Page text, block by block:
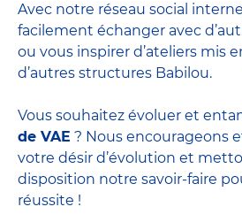
Avec notre réseau social
facilement échanger avec
ou vous inspirer d’ateliers mis
d’autres structures Babilou.
Vous souhaitez évoluer et
de VAE ? Nous encourageons
votre désir d’évolution et
disposition notre savoir-faire
réussite !